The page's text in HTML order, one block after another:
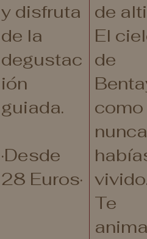
y disfruta
de la
degustac
ión
guiada.
·Desde
28 Euros·
de
El
de
como
Te